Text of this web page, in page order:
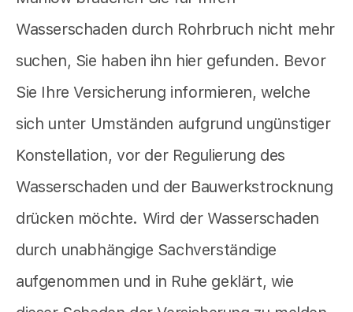
Wasserschaden durch Rohrbruch nicht mehr
suchen, Sie haben ihn hier gefunden. Bevor
Sie Ihre Versicherung informieren, welche
sich unter Umständen aufgrund ungünstiger
Konstellation, vor der Regulierung des
Wasserschaden und der Bauwerkstrocknung
drücken möchte. Wird der Wasserschaden
durch unabhängige Sachverständige
aufgenommen und in Ruhe geklärt, wie